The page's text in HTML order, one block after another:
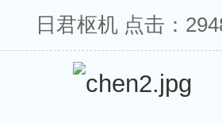
日君枢机 点击：